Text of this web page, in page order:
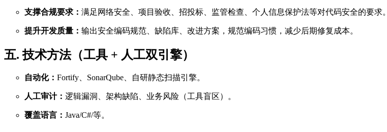
支撑合规要求： 满足网络安全、项目验收、招投标、监管检查、个人信息保护法等对代码安全的要求。
提升开发质量： 输出安全编码规范、缺陷库、改进方案，规范编码习惯，减少后期修复成本。
五. 技术方法（工具 + 人工双引擎）
自动化： Fortify、SonarQube、自研静态扫描引擎。
人工审计： 逻辑漏洞、架构缺陷、业务风险（工具盲区）。
覆盖语言： Java/C#/等。